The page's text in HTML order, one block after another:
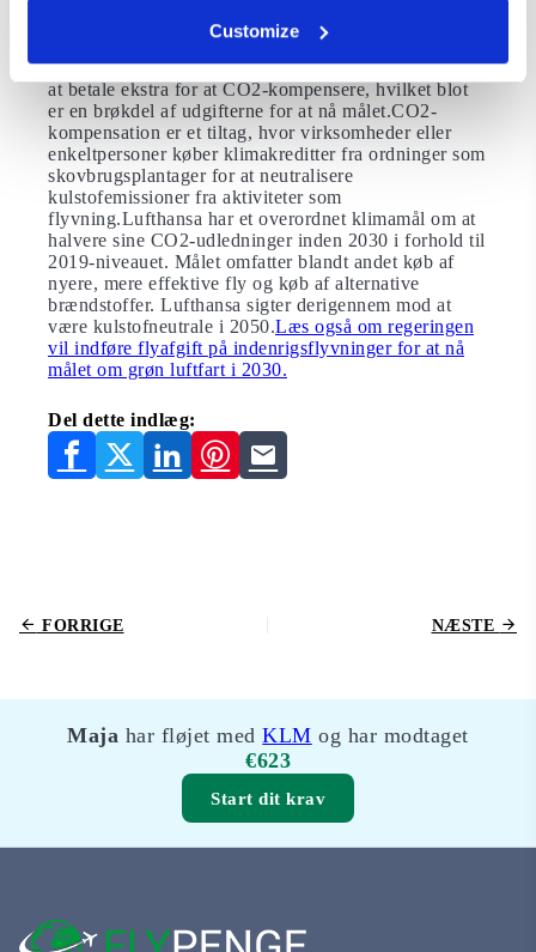
Customize
måder, hvorpå flyrejser kan dekarboniseres. Dette
med begrænset succes.Lufthansa er blot et af mange
andre luftfartsselskaber, der allerede tilbyder kunderne
at betale ekstra for at CO2-kompensere, hvilket blot
er en brøkdel af udgifterne for at nå målet.CO2-
kompensation er et tiltag, hvor virksomheder eller
enkeltpersoner køber klimakreditter fra ordninger som
skovbrugsplantager for at neutralisere
kulstofemissioner fra aktiviteter som
flyvning.Lufthansa har et overordnet klimamål om at
halvere sine CO2-udledninger inden 2030 i forhold til
2019-niveauet. Målet omfatter blandt andet køb af
nyere, mere effektive fly og køb af alternative
brændstoffer. Lufthansa sigter derigennem mod at
være kulstofneutrale i 2050.Læs også om regeringen
vil indføre flyafgift på indenrigsflyvninger for at nå
målet om grøn luftfart i 2030.
Del dette indlæg:
FORRIGE NÆSTE
Maja har fløjet medKLM og har modtaget
€623
Start dit krav